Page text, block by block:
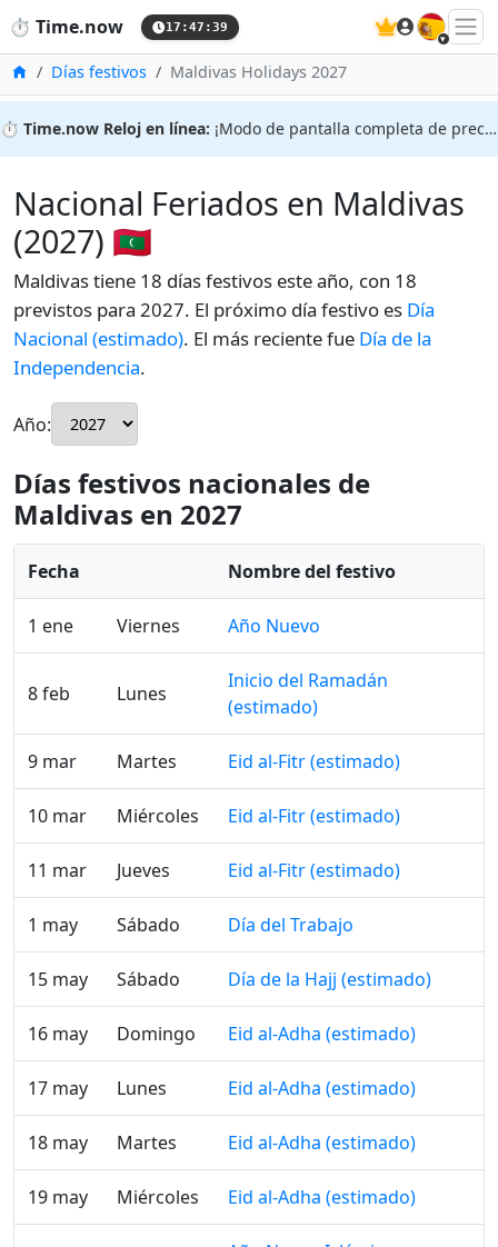
⏱️ Time.now 17:47:40 🇪🇸
InicioDías festivos Maldivas Holidays 2027
⏱️ Time.now Reloj en línea: ¡Modo de pantalla completa de precisión!
Nacional Feriados en Maldivas
(2027) 🇲🇻
Maldivas tiene 18 días festivos este año, con 18
previstos para 2027. El próximo día festivo es Día
Nacional (estimado). El más reciente fue Día de la
Independencia.
Año:
Días festivos nacionales de
Maldivas en 2027
Fecha Nombre del festivo
1 ene Viernes Año Nuevo
8 feb Lunes
Inicio del Ramadán
(estimado)
9 mar Martes Eid al-Fitr (estimado)
10 mar Miércoles Eid al-Fitr (estimado)
11 mar Jueves Eid al-Fitr (estimado)
1 may Sábado Día del Trabajo
15 may Sábado Día de la Hajj (estimado)
16 may Domingo Eid al-Adha (estimado)
17 may Lunes Eid al-Adha (estimado)
18 may Martes Eid al-Adha (estimado)
19 may Miércoles Eid al-Adha (estimado)